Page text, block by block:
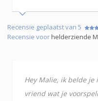
Recensie geplaatst van 5
Recensie voorhelderziende
Hey Malie, ik belde
vriend wat je